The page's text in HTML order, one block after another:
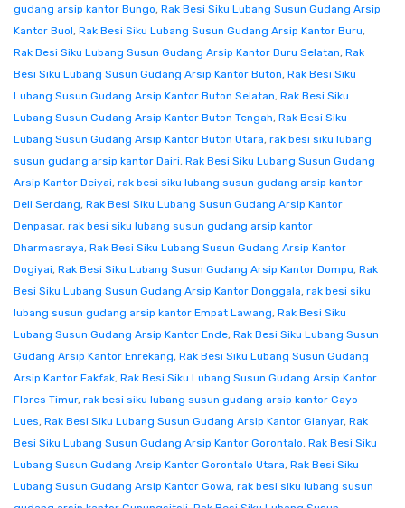
gudang arsip kantor Bungo, Rak Besi Siku Lubang Susun Gudang Arsip
Kantor Buol, Rak Besi Siku Lubang Susun Gudang Arsip Kantor Buru,
Rak Besi Siku Lubang Susun Gudang Arsip Kantor Buru Selatan, Rak
Besi Siku Lubang Susun Gudang Arsip Kantor Buton, Rak Besi Siku
Lubang Susun Gudang Arsip Kantor Buton Selatan, Rak Besi Siku
Lubang Susun Gudang Arsip Kantor Buton Tengah, Rak Besi Siku
Lubang Susun Gudang Arsip Kantor Buton Utara, rak besi siku lubang
susun gudang arsip kantor Dairi, Rak Besi Siku Lubang Susun Gudang
Arsip Kantor Deiyai, rak besi siku lubang susun gudang arsip kantor
Deli Serdang, Rak Besi Siku Lubang Susun Gudang Arsip Kantor
Denpasar, rak besi siku lubang susun gudang arsip kantor
Dharmasraya, Rak Besi Siku Lubang Susun Gudang Arsip Kantor
Dogiyai, Rak Besi Siku Lubang Susun Gudang Arsip Kantor Dompu, Rak
Besi Siku Lubang Susun Gudang Arsip Kantor Donggala, rak besi siku
lubang susun gudang arsip kantor Empat Lawang, Rak Besi Siku
Lubang Susun Gudang Arsip Kantor Ende, Rak Besi Siku Lubang Susun
Gudang Arsip Kantor Enrekang, Rak Besi Siku Lubang Susun Gudang
Arsip Kantor Fakfak, Rak Besi Siku Lubang Susun Gudang Arsip Kantor
Flores Timur, rak besi siku lubang susun gudang arsip kantor Gayo
Lues, Rak Besi Siku Lubang Susun Gudang Arsip Kantor Gianyar, Rak
Besi Siku Lubang Susun Gudang Arsip Kantor Gorontalo, Rak Besi Siku
Lubang Susun Gudang Arsip Kantor Gorontalo Utara, Rak Besi Siku
Lubang Susun Gudang Arsip Kantor Gowa, rak besi siku lubang susun